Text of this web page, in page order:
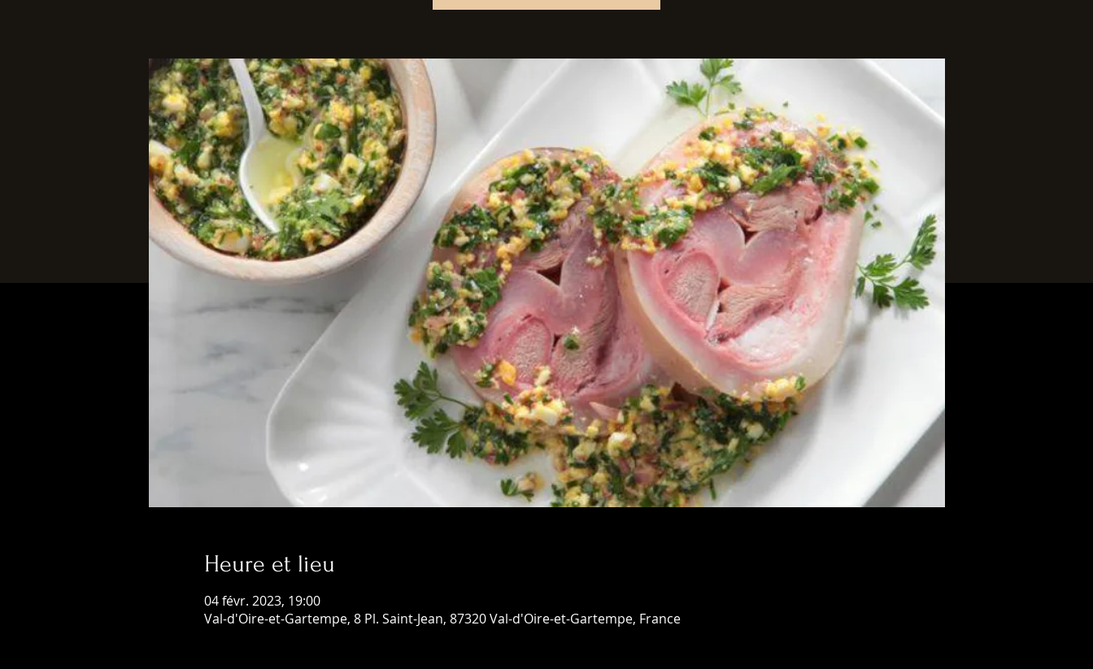
Heure et lieu
04 févr. 2023, 19:00
Val-d'Oire-et-Gartempe, 8 Pl. Saint-Jean, 87320 Val-d'Oire-et-Gartempe, France